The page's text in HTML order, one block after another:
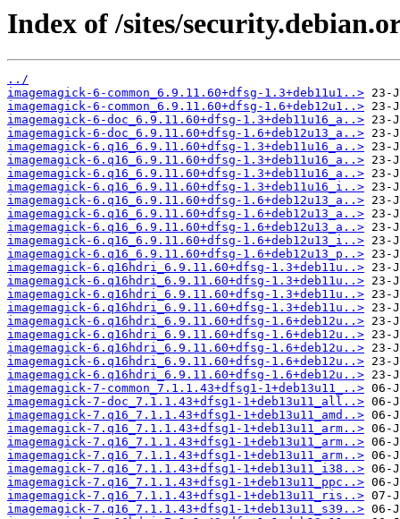
Index of /sites/
../
imagemagick-6-common_6.9.11.60+dfsg-1.3+deb11u1..>
imagemagick-6-common_6.9.11.60+dfsg-1.6+deb12u1..>
imagemagick-6-doc_6.9.11.60+dfsg-1.3+deb11u16_a..>
imagemagick-6-doc_6.9.11.60+dfsg-1.6+deb12u13_a..>
imagemagick-6.q16_6.9.11.60+dfsg-1.3+deb11u16_a..>
imagemagick-6.q16_6.9.11.60+dfsg-1.3+deb11u16_a..>
imagemagick-6.q16_6.9.11.60+dfsg-1.3+deb11u16_a..>
imagemagick-6.q16_6.9.11.60+dfsg-1.3+deb11u16_i..>
imagemagick-6.q16_6.9.11.60+dfsg-1.6+deb12u13_a..>
imagemagick-6.q16_6.9.11.60+dfsg-1.6+deb12u13_a..>
imagemagick-6.q16_6.9.11.60+dfsg-1.6+deb12u13_a..>
imagemagick-6.q16_6.9.11.60+dfsg-1.6+deb12u13_i..>
imagemagick-6.q16_6.9.11.60+dfsg-1.6+deb12u13_p..>
imagemagick-6.q16hdri_6.9.11.60+dfsg-1.3+deb11u..>
imagemagick-6.q16hdri_6.9.11.60+dfsg-1.3+deb11u..>
imagemagick-6.q16hdri_6.9.11.60+dfsg-1.3+deb11u..>
imagemagick-6.q16hdri_6.9.11.60+dfsg-1.3+deb11u..>
imagemagick-6.q16hdri_6.9.11.60+dfsg-1.6+deb12u..>
imagemagick-6.q16hdri_6.9.11.60+dfsg-1.6+deb12u..>
imagemagick-6.q16hdri_6.9.11.60+dfsg-1.6+deb12u..>
imagemagick-6.q16hdri_6.9.11.60+dfsg-1.6+deb12u..>
imagemagick-6.q16hdri_6.9.11.60+dfsg-1.6+deb12u..>
imagemagick-7-common_7.1.1.43+dfsg1-1+deb13u11_..>
imagemagick-7-doc_7.1.1.43+dfsg1-1+deb13u11_all..>
imagemagick-7.q16_7.1.1.43+dfsg1-1+deb13u11_amd..>
imagemagick-7.q16_7.1.1.43+dfsg1-1+deb13u11_arm..>
imagemagick-7.q16_7.1.1.43+dfsg1-1+deb13u11_arm..>
imagemagick-7.q16_7.1.1.43+dfsg1-1+deb13u11_arm..>
imagemagick-7.q16_7.1.1.43+dfsg1-1+deb13u11_i38..>
imagemagick-7.q16_7.1.1.43+dfsg1-1+deb13u11_ppc..>
imagemagick-7.q16_7.1.1.43+dfsg1-1+deb13u11_ris..>
imagemagick-7.q16_7.1.1.43+dfsg1-1+deb13u11_s39..>